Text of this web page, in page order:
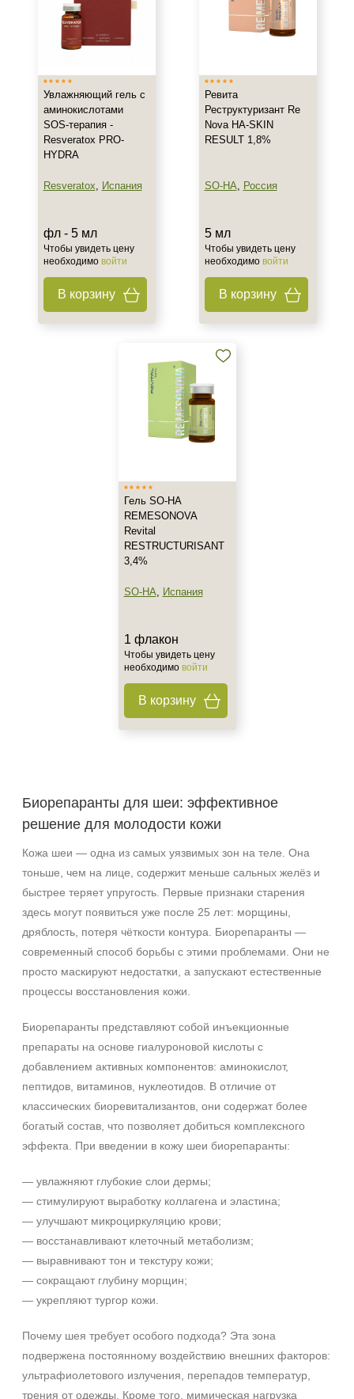
Любой возраст
После 30
После 35
Действие
Восстановление
Моделирование
Показать еще
Акне
Алопеция
Асимметрия
Область применения
Ингредиенты
Аминокислоты
Пол
Биоревитализация
Биорепарация
Форма выпуска
Ампула
Шприц
Подборки
Увлажняющий гель с
аминокислотами
SOS-терапия -
Resveratox PRO-
HYDRA
Resveratox, Испания
фл - 5 мл
Чтобы увидеть цену
необходимо войти
В корзину
Ревита
Реструктуризант Re
Nova HA-SKIN
RESULT 1,8%
SO-HA, Россия
5 мл
Чтобы увидеть цену
необходимо войти
В корзину
Гель SO-HA
REMESONOVA
Revital
RESTRUCTURISANT
3,4%
SO-HA, Испания
1 флакон
Чтобы увидеть цену
необходимо войти
В корзину
Биорепаранты для шеи: эффективное
решение для молодости кожи
Кожа шеи — одна из самых уязвимых зон на теле. Она
тоньше, чем на лице, содержит меньше сальных желёз и
быстрее теряет упругость. Первые признаки старения
здесь могут появиться уже после 25 лет: морщины,
дряблость, потеря чёткости контура. Биорепаранты —
современный способ борьбы с этими проблемами. Они не
просто маскируют недостатки, а запускают естественные
процессы восстановления кожи.
Биорепаранты представляют собой инъекционные
препараты на основе гиалуроновой кислоты с
добавлением активных компонентов: аминокислот,
пептидов, витаминов, нуклеотидов. В отличие от
классических биоревитализантов, они содержат более
богатый состав, что позволяет добиться комплексного
эффекта. При введении в кожу шеи биорепаранты:
— увлажняют глубокие слои дермы;
— стимулируют выработку коллагена и эластина;
— улучшают микроциркуляцию крови;
— восстанавливают клеточный метаболизм;
— выравнивают тон и текстуру кожи;
— сокращают глубину морщин;
— укрепляют тургор кожи.
Почему шея требует особого подхода? Эта зона
подвержена постоянному воздействию внешних факторов:
ультрафиолетового излучения, перепадов температур,
трения от одежды. Кроме того, мимическая нагрузка